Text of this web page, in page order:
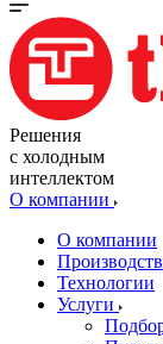
Решения
с холодным
интеллектом
О компании
О компании
Технологии
Услуги